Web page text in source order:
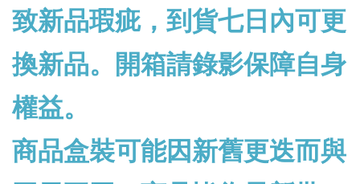
致新品瑕疵，到貨七日內可更
換新品。開箱請錄影保障自身
權益。
商品盒裝可能因新舊更迭而與